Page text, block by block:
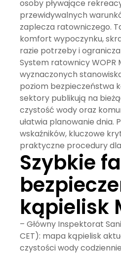
osoby pływające
przewidywalnych
zaplecza ratowniczego.
komfort wypoczynku,
razie potrzeby i
System ratownicy WOPR
wyznaczonych
poziom bezpieczeństwa
sektory publikują na
czystość wodyoraz
ułatwia planowanie dnia.
wskaźników, kluczowe
praktyczne procedury dla
Szybkie
kąpielisk
– Główny Inspektorat
CET): mapa kąpielisk
czystości wody